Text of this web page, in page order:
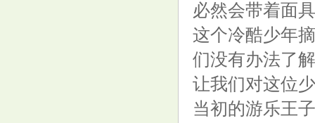
必然会带着面
这个冷酷少年
们没有办法了
让我们对这位
当初的游乐王